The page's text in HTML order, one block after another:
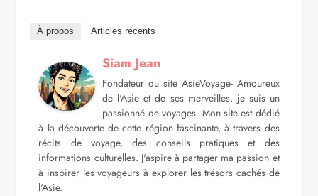
À propos Articles récents
Siam Jean
Fondateur du site AsieVoyage- Amoureux
de l'Asie et de ses merveilles, je suis un
passionné de voyages. Mon site est dédié
à la découverte de cette région fascinante, à travers des
récits de voyage, des conseils pratiques et des
informations culturelles. J'aspire à partager ma passion et
à inspirer les voyageurs à explorer les trésors cachés de
l'Asie.